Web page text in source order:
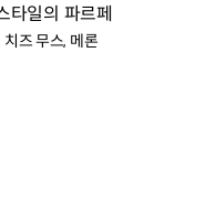
타일의 파르페
즈 무스, 메론